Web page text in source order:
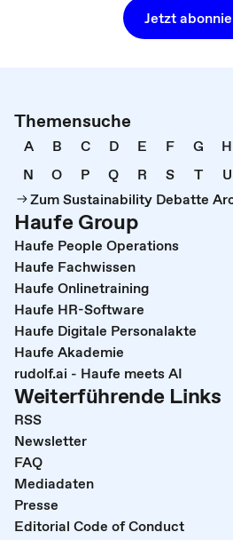
Jetzt
Themensuche
A B C D E F G H
N
O P Q R S T U
Zum Sustainability Debatte
Haufe Group
Haufe People Operations
Haufe Fachwissen
Haufe Onlinetraining
Haufe HR-Software
Haufe Digitale Personalakte
Haufe Akademie
rudolf.ai - Haufe meets AI
Weiterführende Links
RSS
Newsletter
FAQ
Mediadaten
Presse
Editorial Code of Conduct